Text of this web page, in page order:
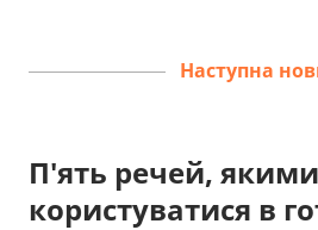
Наступна
П'ять речей,
користуватися в